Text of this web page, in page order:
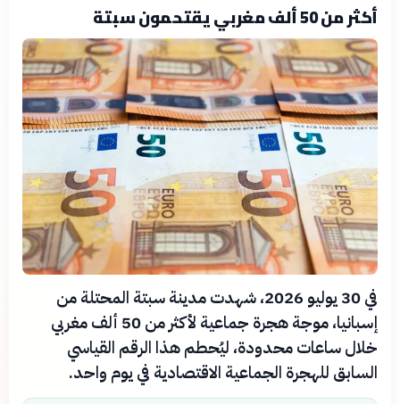
أكثر من 50 ألف مغربي يقتحمون سبتة
في 30 يوليو 2026، شهدت مدينة سبتة المحتلة من
إسبانيا، موجة هجرة جماعية لأكثر من 50 ألف مغربي
خلال ساعات محدودة، ليُحطم هذا الرقم القياسي
السابق للهجرة الجماعية الاقتصادية في يوم واحد.